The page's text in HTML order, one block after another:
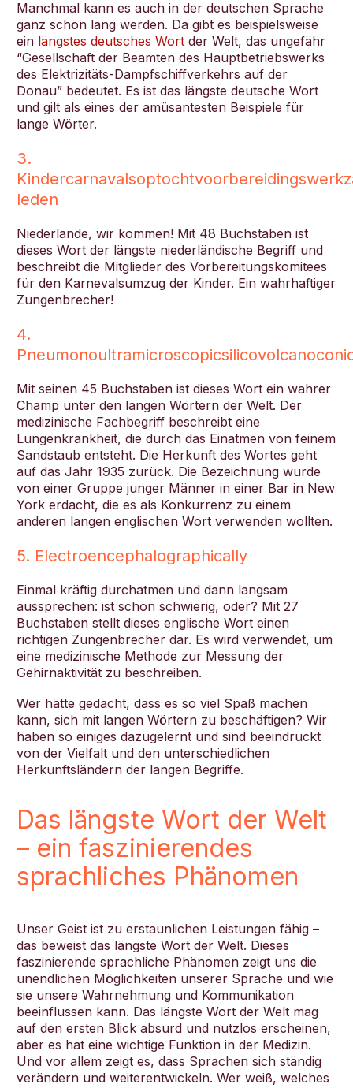
Manchmal kann es auch in der deutschen Sprache
ganz schön lang werden. Da gibt es beispielsweise
ein längstes deutsches Wort der Welt, das ungefähr
“Gesellschaft der Beamten des Hauptbetriebswerks
des Elektrizitäts-Dampfschiffverkehrs auf der
Donau” bedeutet. Es ist das längste deutsche Wort
und gilt als eines der amüsantesten Beispiele für
lange Wörter.
3.
leden
Niederlande, wir kommen! Mit 48 Buchstaben ist
dieses Wort der längste niederländische Begriff und
beschreibt die Mitglieder des Vorbereitungskomitees
für den Karnevalsumzug der Kinder. Ein wahrhaftiger
Zungenbrecher!
4.
Mit seinen 45 Buchstaben ist dieses Wort ein wahrer
Champ unter den langen Wörtern der Welt. Der
medizinische Fachbegriff beschreibt eine
Lungenkrankheit, die durch das Einatmen von feinem
Sandstaub entsteht. Die Herkunft des Wortes geht
auf das Jahr 1935 zurück. Die Bezeichnung wurde
von einer Gruppe junger Männer in einer Bar in New
York erdacht, die es als Konkurrenz zu einem
anderen langen englischen Wort verwenden wollten.
5. Electroencephalographically
Einmal kräftig durchatmen und dann langsam
aussprechen: ist schon schwierig, oder? Mit 27
Buchstaben stellt dieses englische Wort einen
richtigen Zungenbrecher dar. Es wird verwendet, um
eine medizinische Methode zur Messung der
Gehirnaktivität zu beschreiben.
Wer hätte gedacht, dass es so viel Spaß machen
kann, sich mit langen Wörtern zu beschäftigen? Wir
haben so einiges dazugelernt und sind beeindruckt
von der Vielfalt und den unterschiedlichen
Herkunftsländern der langen Begriffe.
Das längste Wort der Welt
– ein faszinierendes
sprachliches Phänomen
Unser Geist ist zu erstaunlichen Leistungen fähig –
das beweist das längste Wort der Welt. Dieses
faszinierende sprachliche Phänomen zeigt uns die
unendlichen Möglichkeiten unserer Sprache und wie
sie unsere Wahrnehmung und Kommunikation
beeinflussen kann. Das längste Wort der Welt mag
auf den ersten Blick absurd und nutzlos erscheinen,
aber es hat eine wichtige Funktion in der Medizin.
Und vor allem zeigt es, dass Sprachen sich ständig
verändern und weiterentwickeln. Wer weiß, welches